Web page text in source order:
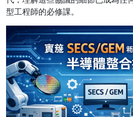
型工程師的必修課。